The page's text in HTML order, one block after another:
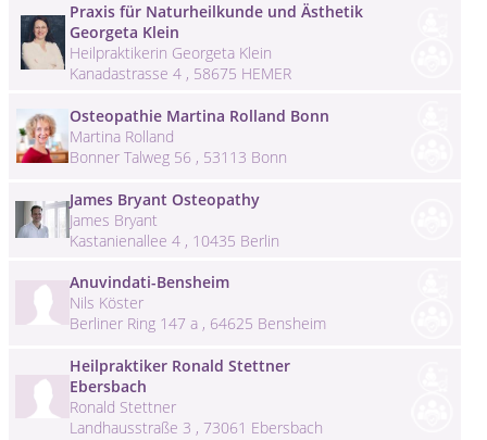
Praxis für Naturheilkunde und Ästhetik
Georgeta Klein
Heilpraktikerin Georgeta Klein
Kanadastrasse 4 , 58675 HEMER
Osteopathie Martina Rolland Bonn
Martina Rolland
Bonner Talweg 56 , 53113 Bonn
James Bryant Osteopathy
James Bryant
Kastanienallee 4 , 10435 Berlin
Anuvindati-Bensheim
Nils Köster
Berliner Ring 147 a , 64625 Bensheim
Heilpraktiker Ronald Stettner
Ebersbach
Ronald Stettner
Landhausstraße 3 , 73061 Ebersbach